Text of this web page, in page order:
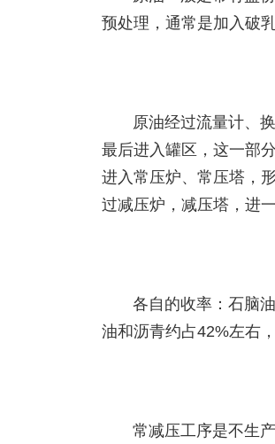
预处理，通常是加入破乳
原油经过流量计、
最后进入罐区，这一部
进入常压炉、常压塔，
过减压炉，减压塔，进
各自的收率：石脑
油和沥青约占42%左右
常减压工序是不生